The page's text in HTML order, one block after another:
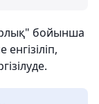
бойынша
енгізіліп,